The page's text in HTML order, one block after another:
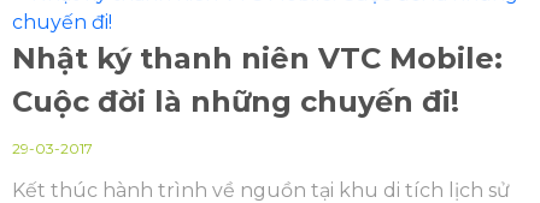
Nhật ký thanh niên VTC Mobile:
Cuộc đời là những chuyến đi!
29-03-2017
Kết thúc hành trình về nguồn tại khu di tích lịch sử